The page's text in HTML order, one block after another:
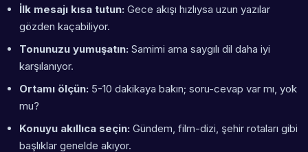
İlk mesajı kısa tutun: Gece akışı hızlıysa uzun yazılar
gözden kaçabiliyor.
Tonunuzu yumuşatın: Samimi ama saygılı dil daha iyi
karşılanıyor.
Ortamı ölçün: 5-10 dakikaya bakın; soru-cevap var mı, yok
mu?
Konuyu akıllıca seçin: Gündem, film-dizi, şehir rotaları gibi
başlıklar genelde akıyor.